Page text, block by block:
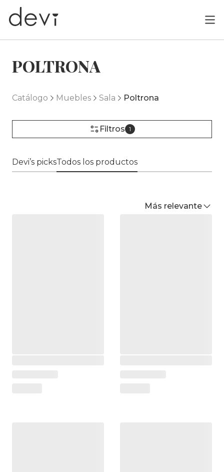
POLTRONA
Catálogo Muebles Sala Poltrona
Filtros 1
Devi’s picksTodos los productos
Más relevante